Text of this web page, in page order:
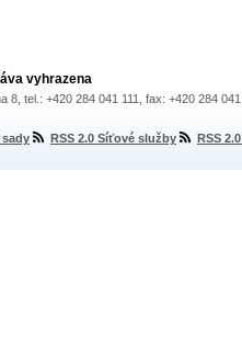
vyhrazena
8, tel.: +420 284 041 111, fax: +420 284
sady RSS 2.0 Síťové služby RSS